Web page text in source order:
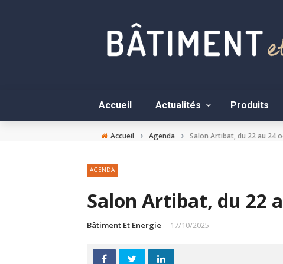
Accueil Actualités Produits
Accueil › Agenda › Salon Artibat, du 22 au 24
AGENDA
Salon Artibat, du 22
Bâtiment Et Energie 17/10/2025